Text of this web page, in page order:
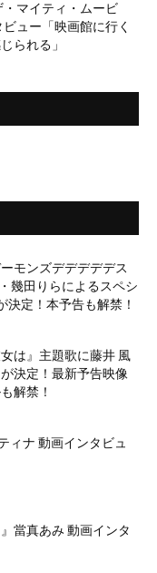
・マイティ・ムービ
ュー「映画館に行く
られる」
モンズデデデデデス
幾田りらによるスペシ
決定！本予告も解禁！
は』主題歌に藤井 風
決定！最新予告映像
解禁！
ィナ 動画インタビュ
當真あみ 動画インタ